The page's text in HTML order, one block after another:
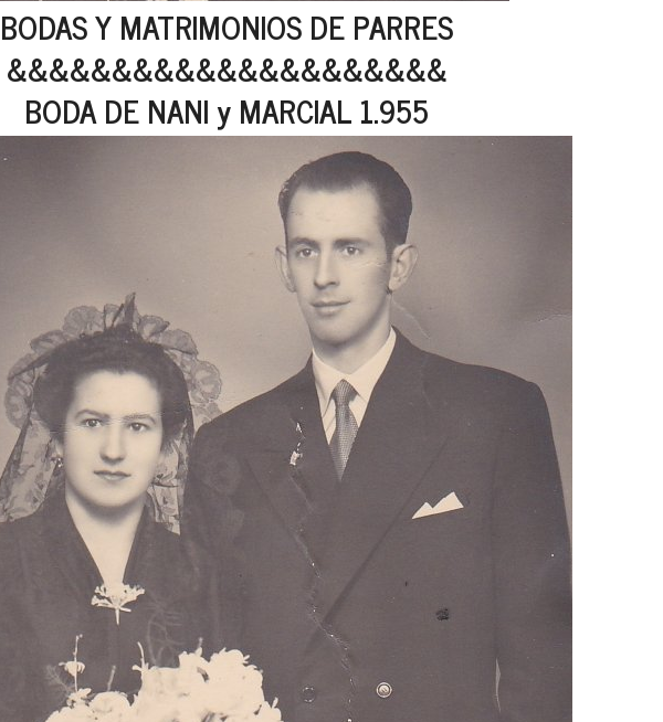
BODAS Y MATRIMONIOS DE PARRES
&&&&&&&&&&&&&&&&&&&&&
BODA DE NANI y MARCIAL 1.955